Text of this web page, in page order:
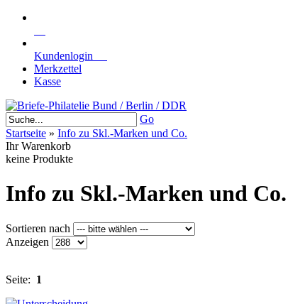
Kundenlogin
Merkzettel
Kasse
Go
Startseite » Info zu Skl.-Marken und Co.
Ihr Warenkorb
keine Produkte
Info zu Skl.-Marken und Co.
Sortieren nach
Anzeigen
Seite: 1